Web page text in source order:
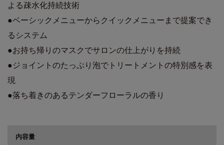
よる疎水化持続技術
●ベーシックメニューからクイックメニューまで提案でき
るシステム
●お持ち帰りのマスクでサロンの仕上がりを持続
●ジョイントのたっぷり泡でトリートメントの特別感を表
現
●落ち着きのあるテンダーフローラルの香り
内容量